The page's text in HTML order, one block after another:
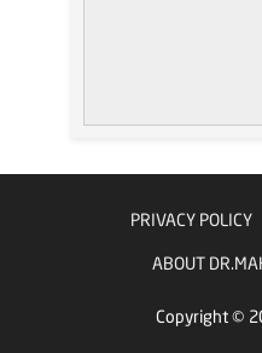
PRIVACY POLICY
ABOUT
Copyright ©